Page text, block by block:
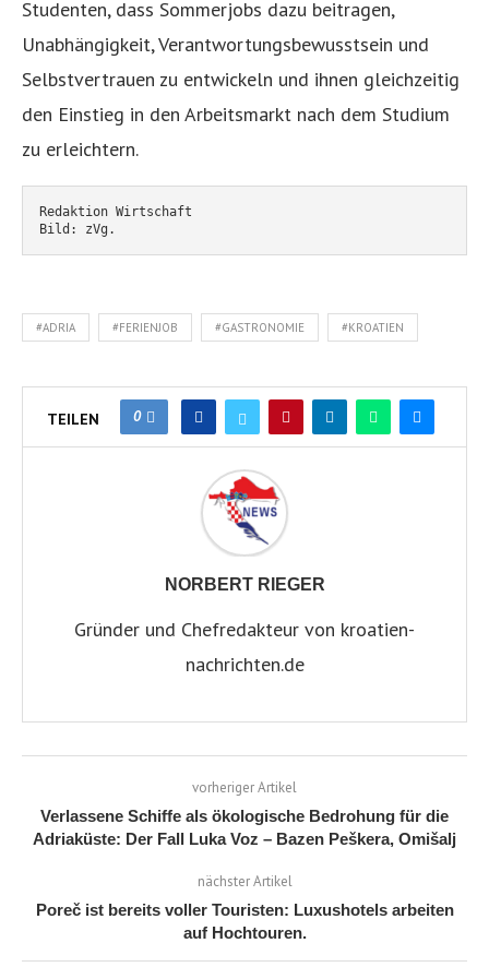
Studenten, dass Sommerjobs dazu beitragen,
Unabhängigkeit, Verantwortungsbewusstsein und
Selbstvertrauen zu entwickeln und ihnen gleichzeitig
den Einstieg in den Arbeitsmarkt nach dem Studium
zu erleichtern.
Redaktion Wirtschaft
Bild: zVg.
#ADRIA #FERIENJOB #GASTRONOMIE #KROATIEN
TEILEN 0
NORBERT RIEGER
Gründer und Chefredakteur von kroatien-
nachrichten.de
vorheriger Artikel
Verlassene Schiffe als ökologische Bedrohung für die
Adriaküste: Der Fall Luka Voz – Bazen Peškera, Omišalj
nächster Artikel
Poreč ist bereits voller Touristen: Luxushotels arbeiten
auf Hochtouren.